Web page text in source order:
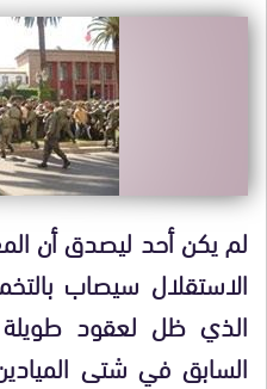
لم يكن أحد ليصدق أن
الاستقلال سيصاب
الذي ظل لعقود
السابق في شتى